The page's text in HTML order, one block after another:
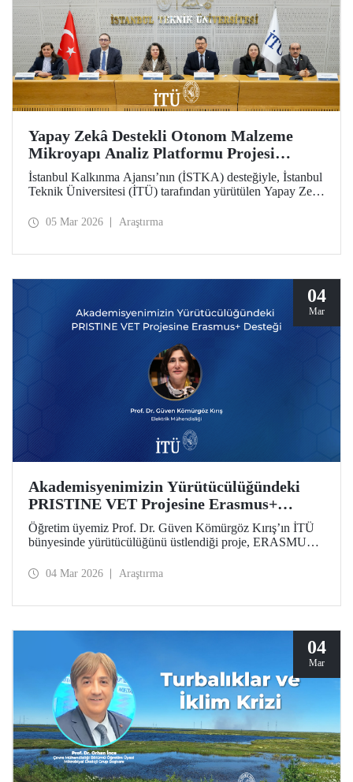
Yapay Zekâ Destekli Otonom Malzeme
Mikroyapı Analiz Platformu Projesi
(iMAT) Tanıtım Toplantısı Düzenlendi
İstanbul Kalkınma Ajansı’nın (İSTKA) desteğiyle, İstanbul
Teknik Üniversitesi (İTÜ) tarafından yürütülen Yapay Zekâ
Projesi’nin (iMAT) tanıtım toplantısı İstanbul Vali
Sanayicileri Derneği (TÜDÖKSAD) Genel Sekreteri
05 Mar 2026 Araştırma
04
Mar
Akademisyenimizin Yürütücülüğündeki
PRISTINE VET Projesine Erasmus+
Desteği
Öğretim üyemiz Prof. Dr. Güven Kömürgöz Kırış’ın İTÜ
bünyesinde yürütücülüğünü üstlendiği proje, ERASMUS
“Batı Afrika’da Mesleki Eğitim ve Öğretim Yoluyla Doğal
04 Mar 2026 Araştırma
04
Mar